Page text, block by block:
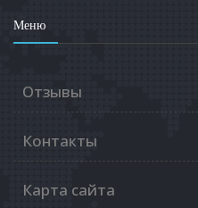
Меню
Отзывы
Контакты
Карта сайта